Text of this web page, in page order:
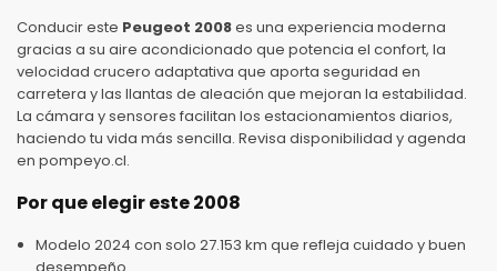
Conducir este Peugeot 2008es una experiencia moderna
gracias a su aire acondicionado que potencia el confort, la
velocidad crucero adaptativa que aporta seguridad en
carretera y las llantas de aleación que mejoran la estabilidad.
La cámara y sensores facilitan los estacionamientos diarios,
haciendo tu vida más sencilla. Revisa disponibilidad y agenda
en pompeyo.cl.
Por que elegir este 2008
Modelo 2024 con solo 27.153 km que refleja cuidado y buen